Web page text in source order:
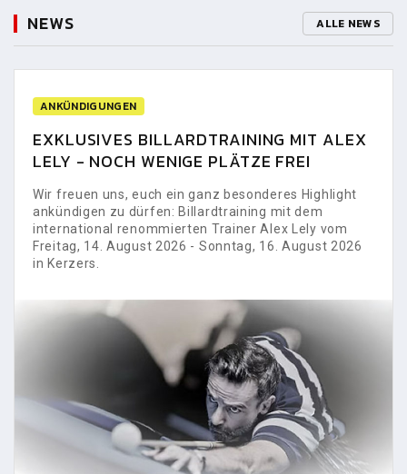
NEWS ALLE NEWS
ANKÜNDIGUNGEN
EXKLUSIVES BILLARDTRAINING MIT ALEX
LELY - NOCH WENIGE PLÄTZE FREI
Wir freuen uns, euch ein ganz besonderes Highlight
ankündigen zu dürfen: Billardtraining mit dem
international renommierten Trainer Alex Lely vom
Freitag, 14. August 2026 - Sonntag, 16. August 2026
in Kerzers.